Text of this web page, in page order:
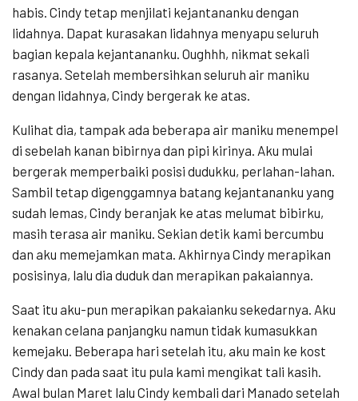
habis. Cindy tetap menjilati kejantananku dengan
lidahnya. Dapat kurasakan lidahnya menyapu seluruh
bagian kepala kejantananku. Oughhh, nikmat sekali
rasanya. Setelah membersihkan seluruh air maniku
dengan lidahnya, Cindy bergerak ke atas.
Kulihat dia, tampak ada beberapa air maniku menempel
di sebelah kanan bibirnya dan pipi kirinya. Aku mulai
bergerak memperbaiki posisi dudukku, perlahan-lahan.
Sambil tetap digenggamnya batang kejantananku yang
sudah lemas, Cindy beranjak ke atas melumat bibirku,
masih terasa air maniku. Sekian detik kami bercumbu
dan aku memejamkan mata. Akhirnya Cindy merapikan
posisinya, lalu dia duduk dan merapikan pakaiannya.
Saat itu aku-pun merapikan pakaianku sekedarnya. Aku
kenakan celana panjangku namun tidak kumasukkan
kemejaku. Beberapa hari setelah itu, aku main ke kost
Cindy dan pada saat itu pula kami mengikat tali kasih.
Awal bulan Maret lalu Cindy kembali dari Manado setelah